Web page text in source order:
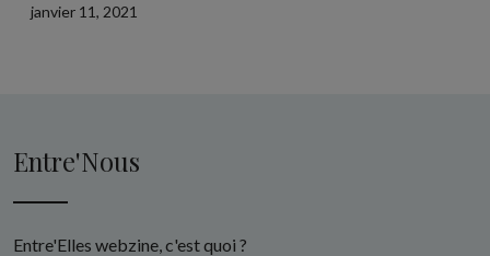
janvier 11, 2021
Entre'Nous
Entre'Elles webzine, c'est quoi ?